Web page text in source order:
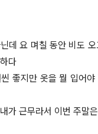
데 요 며칠 동안 비도
다
좋지만 옷을 뭘 입어
가 근무라서 이번 주말은